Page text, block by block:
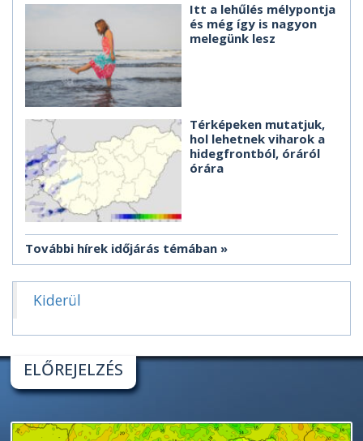
Itt a lehűlés mélypontja
és még így is nagyon
melegünk lesz
Térképeken mutatjuk,
hol lehetnek viharok a
hidegfrontból, óráról
órára
További hírek időjárás témában
Kiderül
ELŐREJELZÉS